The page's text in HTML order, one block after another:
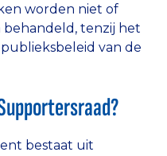
worden niet of
tenzij het
van de
bestaat uit